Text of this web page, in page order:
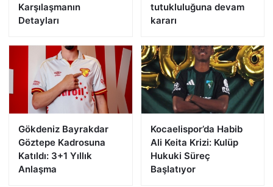
Karşılaşmanın
Detayları
tutukluluğuna devam
kararı
Gökdeniz Bayrakdar
Göztepe Kadrosuna
Katıldı: 3+1 Yıllık
Anlaşma
Kocaelispor’da Habib
Ali Keita Krizi: Kulüp
Hukuki Süreç
Başlatıyor